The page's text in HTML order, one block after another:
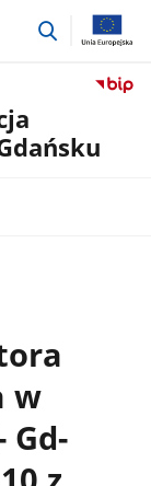
przejdź
w
Gd-